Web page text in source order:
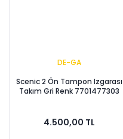
DE-GA
Scenic 2 Ön Tampon Izgarası
Takım Gri Renk 7701477303
4.500,00 TL